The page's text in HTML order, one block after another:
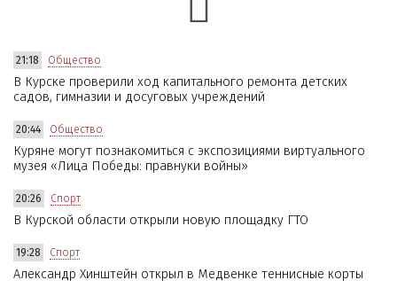
21:18 Общество
В Курске проверили ход капитального ремонта детских
садов, гимназии и досуговых учреждений
20:44 Общество
Куряне могут познакомиться с экспозициями виртуального
музея «Лица Победы: правнуки войны»
20:26 Спорт
В Курской области открыли новую площадку ГТО
19:28 Спорт
Александр Хинштейн открыл в Медвенке теннисные корты